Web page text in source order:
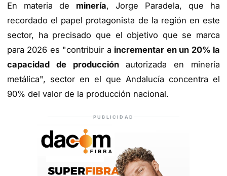
En materia de minería, Jorge Paradela, que ha
recordado el papel protagonista de la región en este
sector, ha precisado que el objetivo que se marca
para 2026 es "contribuir a incrementar en un 20% la
capacidad de producción autorizada en minería
metálica", sector en el que Andalucía concentra el
90% del valor de la producción nacional.
PUBLICIDAD